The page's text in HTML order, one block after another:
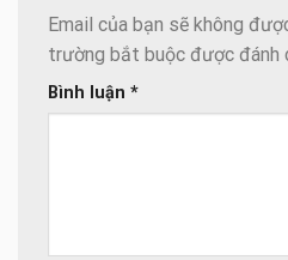
Email của bạn sẽ không
trường bắt buộc được đánh
Bình luận *